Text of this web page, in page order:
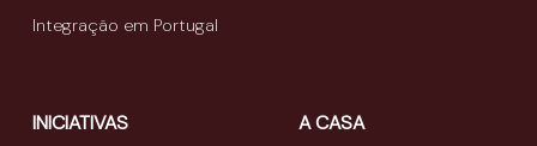
Integração em Portugal
INICIATIVAS A CASA